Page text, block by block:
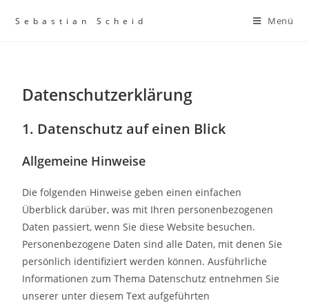
Sebastian Scheid Menü
Datenschutz­erklärung
1. Datenschutz auf einen Blick
Allgemeine Hinweise
Die folgenden Hinweise geben einen einfachen
Überblick darüber, was mit Ihren personenbezogenen
Daten passiert, wenn Sie diese Website besuchen.
Personenbezogene Daten sind alle Daten, mit denen Sie
persönlich identifiziert werden können. Ausführliche
Informationen zum Thema Datenschutz entnehmen Sie
unserer unter diesem Text aufgeführten